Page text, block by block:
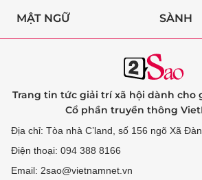
MẬT NGỮ SÀNH
Trang tin tức giải trí xã hội dành cho
Cổ phần truyền thông
Địa chỉ: Tòa nhà C’land, số 156 ngõ Xã
Điện thoại: 094 388 8166
Email: 2sao@vietnamnet.vn